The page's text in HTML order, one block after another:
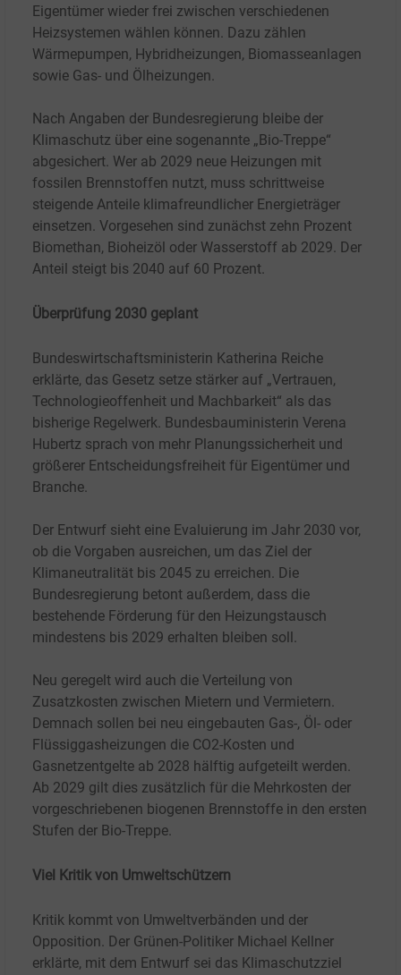
Eigentümer wieder frei zwischen verschiedenen
Heizsystemen wählen können. Dazu zählen
Wärmepumpen, Hybridheizungen, Biomasseanlagen
sowie Gas- und Ölheizungen.
Nach Angaben der Bundesregierung bleibe der
Klimaschutz über eine sogenannte „Bio-Treppe“
abgesichert. Wer ab 2029 neue Heizungen mit
fossilen Brennstoffen nutzt, muss schrittweise
steigende Anteile klimafreundlicher Energieträger
einsetzen. Vorgesehen sind zunächst zehn Prozent
Biomethan, Bioheizöl oder Wasserstoff ab 2029. Der
Anteil steigt bis 2040 auf 60 Prozent.
Überprüfung 2030 geplant
Bundeswirtschaftsministerin Katherina Reiche
erklärte, das Gesetz setze stärker auf „Vertrauen,
Technologieoffenheit und Machbarkeit“ als das
bisherige Regelwerk. Bundesbauministerin Verena
Hubertz sprach von mehr Planungssicherheit und
größerer Entscheidungsfreiheit für Eigentümer und
Branche.
Der Entwurf sieht eine Evaluierung im Jahr 2030 vor,
ob die Vorgaben ausreichen, um das Ziel der
Klimaneutralität bis 2045 zu erreichen. Die
Bundesregierung betont außerdem, dass die
bestehende Förderung für den Heizungstausch
mindestens bis 2029 erhalten bleiben soll.
Neu geregelt wird auch die Verteilung von
Zusatzkosten zwischen Mietern und Vermietern.
Demnach sollen bei neu eingebauten Gas-, Öl- oder
Flüssiggasheizungen die CO2-Kosten und
Gasnetzentgelte ab 2028 hälftig aufgeteilt werden.
Ab 2029 gilt dies zusätzlich für die Mehrkosten der
vorgeschriebenen biogenen Brennstoffe in den ersten
Stufen der Bio-Treppe.
Viel Kritik von Umweltschützern
Kritik kommt von Umweltverbänden und der
Opposition. Der Grünen-Politiker Michael Kellner
erklärte, mit dem Entwurf sei das Klimaschutzziel